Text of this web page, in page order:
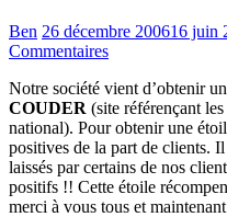
Ben 26 décembre 200616 juin
Commentaires
Notre société vient d’obtenir
COUDER (site référençant
national). Pour obtenir une
positives de la part de clients.
laissés par certains de nos
positifs !! Cette étoile
merci à vous tous et